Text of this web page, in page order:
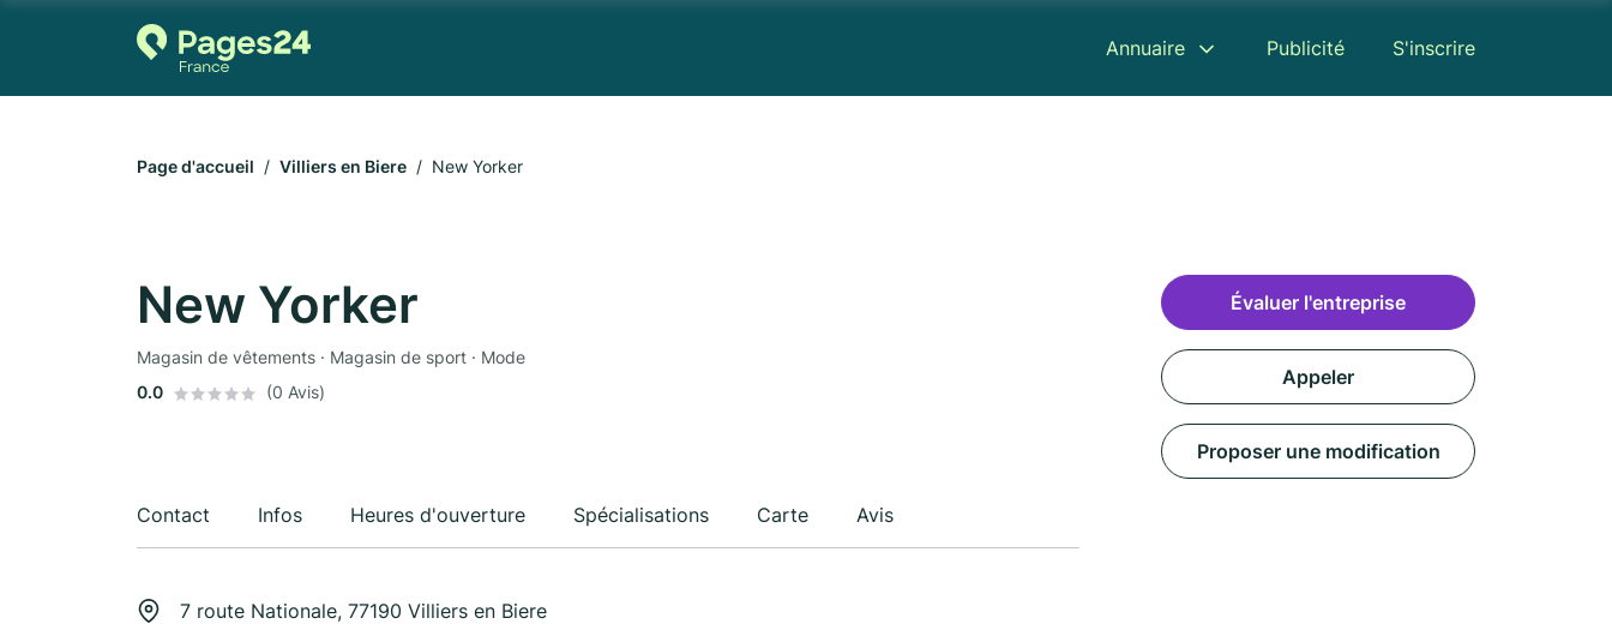
Annuaire Publicité S'inscrire
Page d'accueil Villiers en Biere New Yorker
New Yorker
Magasin de vêtements · Magasin de sport · Mode
0.0
(0 Avis)
Contact Infos Heures d'ouverture Spécialisations Carte Avis
7 route Nationale, 77190 Villiers en Biere
Évaluer l'entreprise
Appeler
Proposer une modification